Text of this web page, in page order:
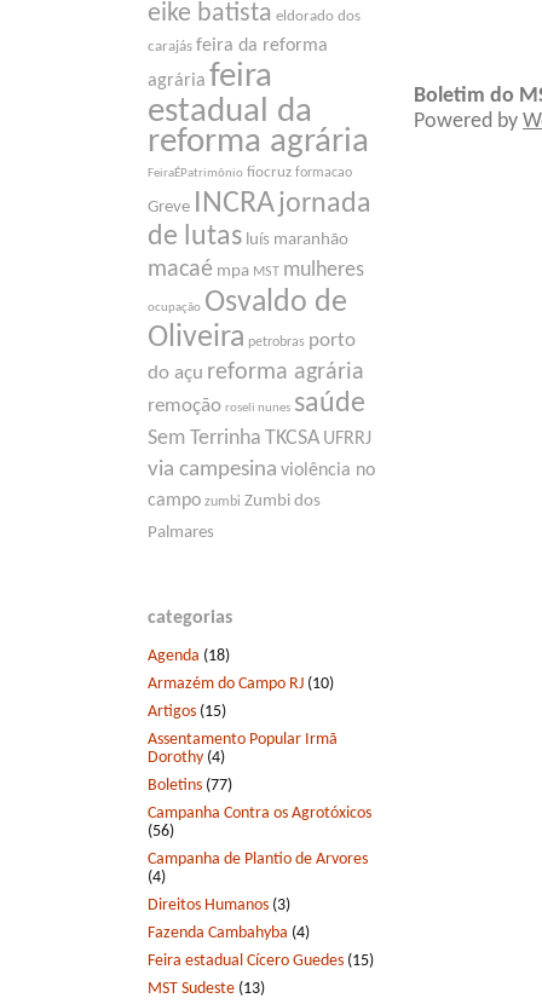
eike batista eldorado dos
carajás feira da reforma
agrária feira
estadual da
reforma agrária
FeiraÉPatrimônio fiocruz formacao
Greve INCRA jornada
de lutas luís maranhão
macaé mpa MST mulheres
ocupação Osvaldo de
Oliveira petrobras porto
do açu reforma agrária
remoção roseli nunes saúde
Sem Terrinha TKCSA UFRRJ
via campesina violência no
campo zumbi Zumbi dos
Palmares
categorias
Agenda (18)
Armazém do Campo RJ (10)
Artigos (15)
Assentamento Popular Irmã
Dorothy (4)
Boletins (77)
Campanha Contra os Agrotóxicos
(56)
Campanha de Plantio de Arvores
(4)
Direitos Humanos (3)
Fazenda Cambahyba (4)
Feira estadual Cícero Guedes (15)
MST Sudeste (13)
Boletim do
Powered by